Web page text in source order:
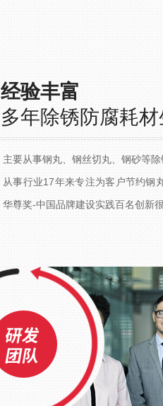
经验丰富
多年除锈防腐耗
主要从事钢丸、钢丝切丸、钢砂等
从事行业17年来专注为客户节约钢
华尊奖-中国品牌建设实践百名创新